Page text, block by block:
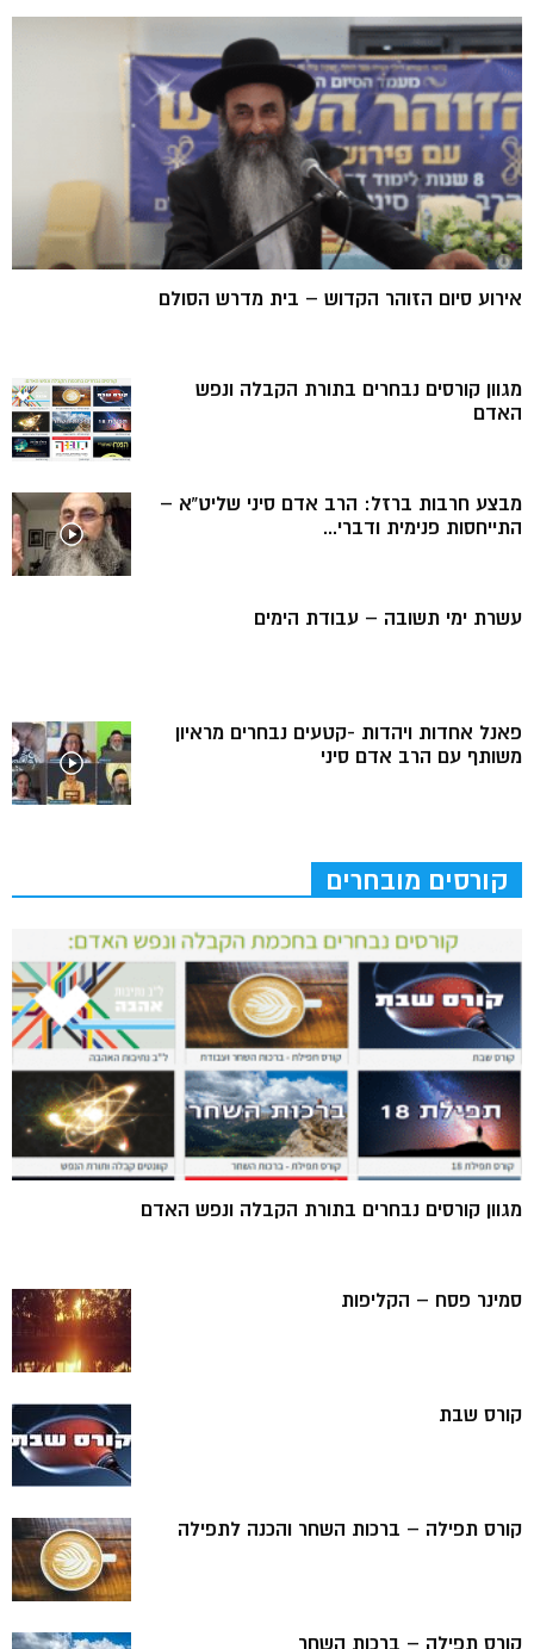
אירוע סיום הזוהר הקדוש – בית מדרש הסולם
מגוון קורסים נבחרים בתורת הקבלה ונפש
האדם
מבצע חרבות ברזל: הרב אדם סיני שליט”א –
התייחסות פנימית ודברי...
עשרת ימי תשובה – עבודת הימים
פאנל אחדות ויהדות -קטעים נבחרים מראיון
משותף עם הרב אדם סיני
קורסים מובחרים
מגוון קורסים נבחרים בתורת הקבלה ונפש האדם
סמינר פסח – הקליפות
קורס שבת
קורס תפילה – ברכות השחר והכנה לתפילה